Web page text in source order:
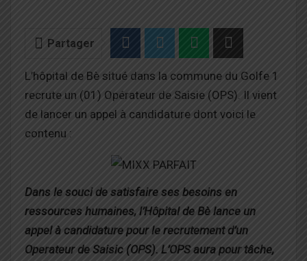
Partager
L’hôpital de Bè situé dans la commune du Golfe 1
recrute un (01) Opérateur de Saisie (OPS). Il vient
de lancer un appel à candidature dont voici le
contenu :
Dans le souci de satisfaire ses besoins en
ressources humaines, l’Hôpital de Bè lance un
appel à candidature pour le recrutement d’un
Operateur de Saisic (OPS). L’OPS aura pour tâche,